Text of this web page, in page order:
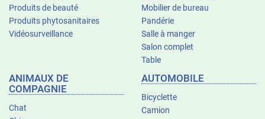
Produits de beauté
Produits phytosanitaires
Vidéosurveillance
Mobilier de bureau
Pandérie
Salle à manger
Salon complet
Table
ANIMAUX DE
COMPAGNIE
Chat
AUTOMOBILE
Bicyclette
Camion